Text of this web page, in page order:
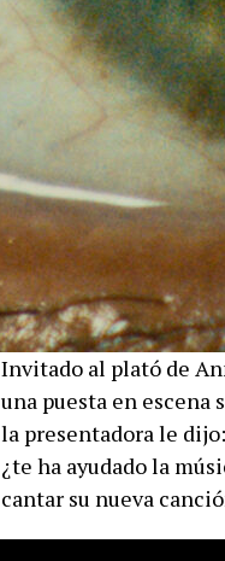
Invitado al plató de
una puesta en
la presentadora le
¿te ha ayudado la
cantar su nueva